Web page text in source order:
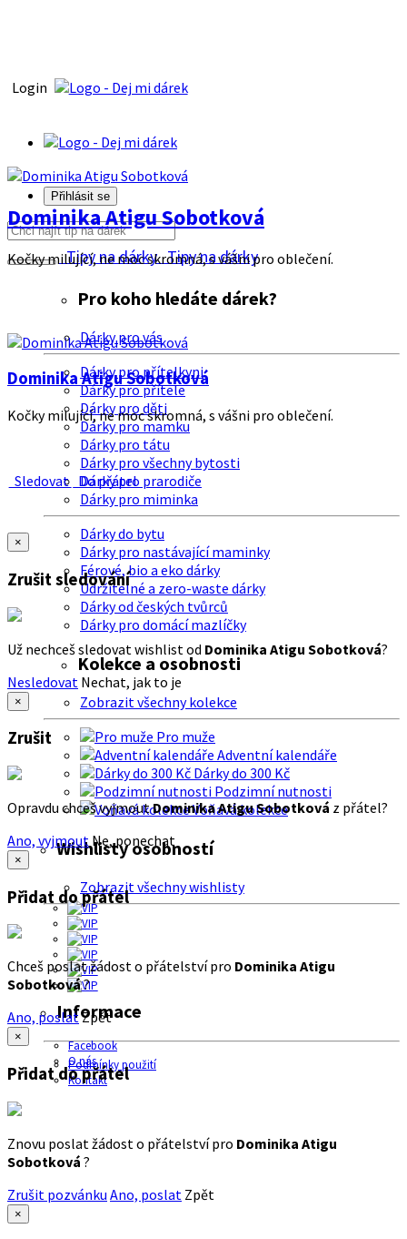
Login
Přihlásit se
Tipy na dárkyTipy na dárky
Pro koho hledáte dárek?
Dárky pro vás
Dárky pro přítelkyni
Dárky pro přítele
Dárky pro děti
Dárky pro mamku
Dárky pro tátu
Dárky pro všechny bytosti
Dárky pro prarodiče
Dárky pro miminka
Dárky do bytu
Dárky pro nastávající maminky
Férové, bio a eko dárky
Udržitelné a zero-waste dárky
Dárky od českých tvůrců
Dárky pro domácí mazlíčky
Kolekce a osobnosti
Zobrazit všechny kolekce
Pro muže
Adventní kalendáře
Dárky do 300 Kč
Podzimní nutnosti
Voňavá kolekce
Wishlisty osobností
Zobrazit všechny wishlisty
Informace
Facebook
O nás
Podmínky použití
Kontakt
Dominika Atigu Sobotková
Kočky milující, ne moc skromná, s vášni pro oblečení.
Dominika Atigu Sobotková
Kočky milující, ne moc skromná, s vášni pro oblečení.
Sledovat Do přátel
×
Zrušit sledování
Už nechceš sledovat wishlist od Dominika Atigu Sobotková?
Nesledovat Nechat, jak to je
×
Zrušit
Opravdu chceš vyjmoutDominika Atigu Sobotková z přátel?
Ano, vyjmout Ne, ponechat
×
Přidat do přátel
Chceš poslat žádost o přátelství pro Dominika Atigu
Sobotková?
Ano, poslatZpět
×
Přidat do přátel
Znovu poslat žádost o přátelství pro Dominika Atigu
Sobotková ?
Zrušit pozvánku Ano, poslat Zpět
×